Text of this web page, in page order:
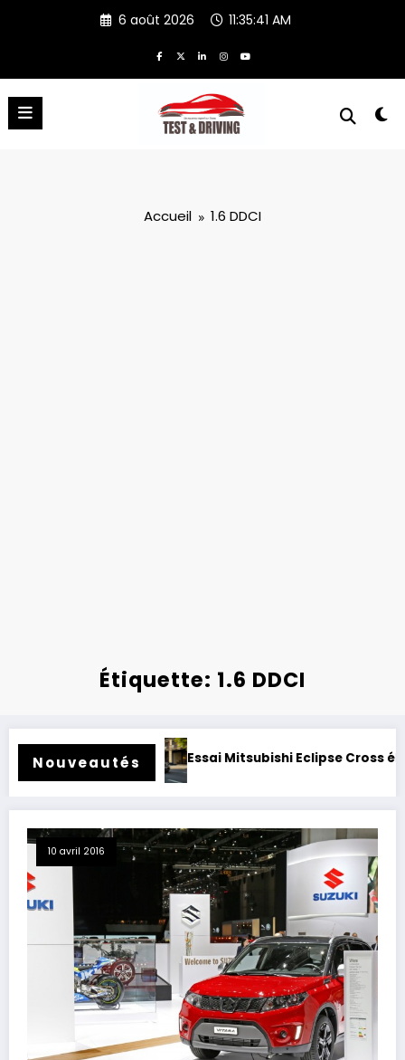
6 août 2026 11:35:41 AM
Accueil 1.6 DDCI
Étiquette: 1.6 DDCI
Nouveautés
rétrofité. Essai Mitsubishi Eclipse Cross électrique
10 avril 2016